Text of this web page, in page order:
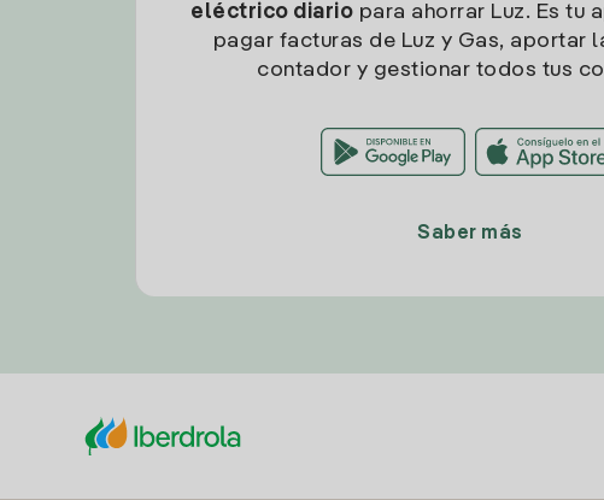
eléctrico diario para ahorrar Luz. Es tu
pagar facturas de Luz y Gas, aportar
contador y gestionar todos tus
Saber más